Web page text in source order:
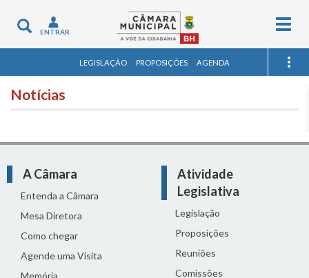
Toggle
navigation
ENTRAR
LEGISLAÇÃO PROPOSIÇÕES AGENDA
Notícias
A Câmara
Entenda a Câmara
Mesa Diretora
Como chegar
Agende uma Visita
Memória
Atividade
Legislativa
Legislação
Proposições
Reuniões
Comissões